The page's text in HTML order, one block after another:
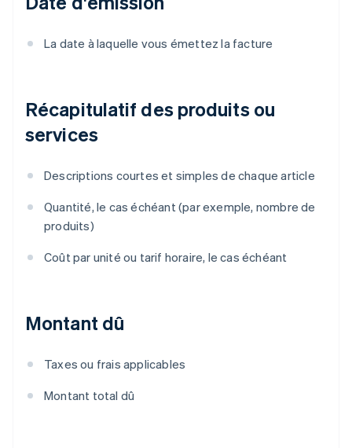
La date à laquelle vous émettez la facture
Récapitulatif des produits ou
services
Descriptions courtes et simples de chaque article
Quantité, le cas échéant (par exemple, nombre de
produits)
Coût par unité ou tarif horaire, le cas échéant
Montant dû
Taxes ou frais applicables
Montant total dû